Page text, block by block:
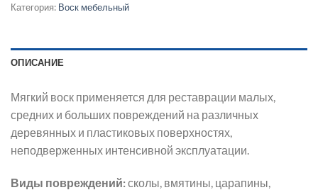
Категория: Воск мебельный
ОПИСАНИЕ
Мягкий воск применяется для реставрации малых,
средних и больших повреждений на различных
деревянных и пластиковых поверхностях,
неподверженных интенсивной эксплуатации.
Виды повреждений:сколы, вмятины, царапины,